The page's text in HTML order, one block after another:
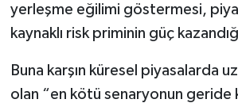
yerleşme eğilimi göstermesi,
kaynaklı risk priminin güç
Buna karşın küresel piyasalarda
olan “en kötü senaryonun geride